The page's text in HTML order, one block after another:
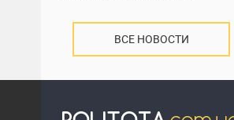
ВСЕ НОВОСТИ